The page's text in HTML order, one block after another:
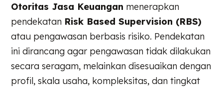
Otoritas Jasa Keuangan menerapkan
pendekatan Risk Based Supervision (RBS)
atau pengawasan berbasis risiko. Pendekatan
ini dirancang agar pengawasan tidak dilakukan
secara seragam, melainkan disesuaikan dengan
profil, skala usaha, kompleksitas, dan tingkat